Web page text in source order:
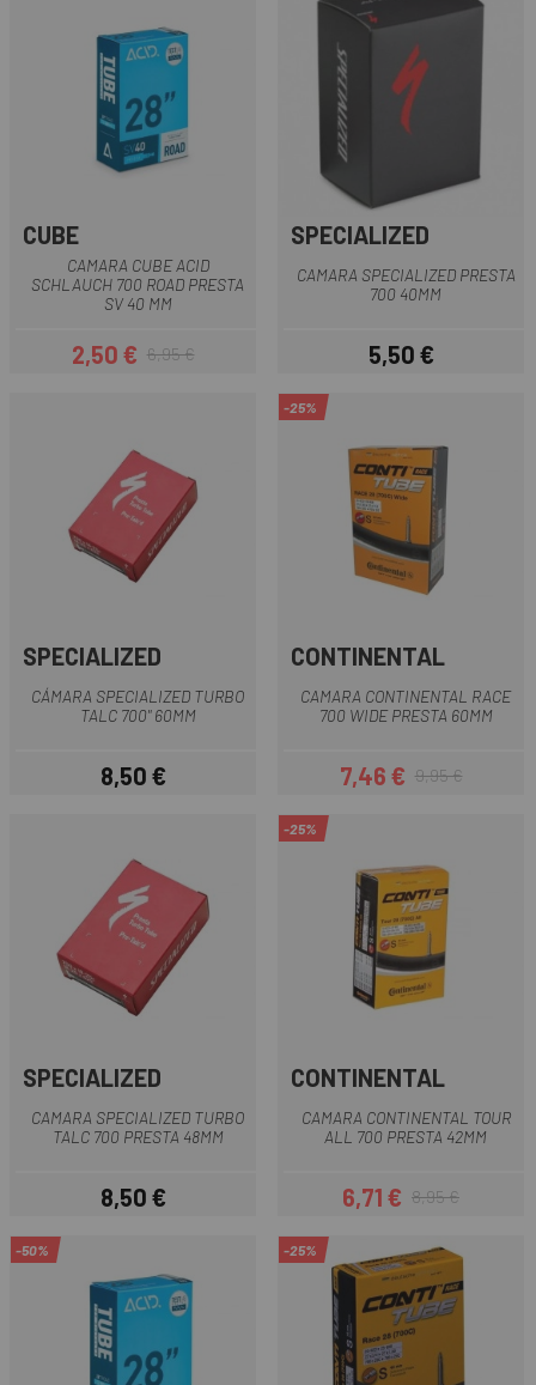
CUBE
CAMARA CUBE ACID
SCHLAUCH 700 ROAD PRESTA
SV 40 MM
Prezzo
2,50 €Prezzo base
6,95 €
SPECIALIZED
CAMARA SPECIALIZED PRESTA
700 40MM
Prezzo
5,50 €
SPECIALIZED
CÁMARA SPECIALIZED TURBO
TALC 700" 60MM
Prezzo
8,50 €
-25%
CONTINENTAL
CAMARA CONTINENTAL RACE
700 WIDE PRESTA 60MM
Prezzo
7,46 €Prezzo base
9,95 €
SPECIALIZED
CAMARA SPECIALIZED TURBO
TALC 700 PRESTA 48MM
Prezzo
8,50 €
-25%
CONTINENTAL
CAMARA CONTINENTAL TOUR
ALL 700 PRESTA 42MM
Prezzo
6,71 €Prezzo base
8,95 €
-50% -25%